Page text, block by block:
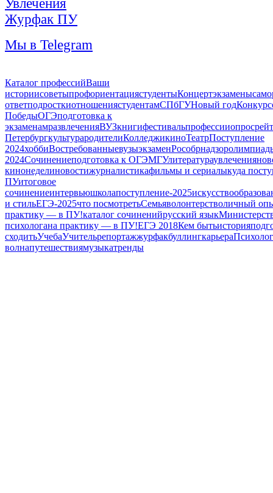
Увлечения
Журфак ПУ
Мы в Telegram
Каталог профессийВаши
историисоветыпрофориентациястудентыКонцертэкзамены
ответподросткиотношениястудентамСПбГУНовый годКонкурс
ПобедыОГЭподготовка к
экзаменамразвлеченияВУЗкнигифестивальпрофессииопрос
ПетербургкультурародителиКолледжикиноТеатрПоступление
2024хоббиВостребованныевузыэкзаменРособрнадзор
2024Сочинениеподготовка к ОГЭМГУлитератураувлечения
кинонеделиновостижурналистикафильмы и сериалыкуда
ПУитоговое
сочинениеинтервьюшколапоступление-2025искусство
и стильЕГЭ-2025что посмотретьСемьяволонтерстволичный
практику — в ПУ!каталог сочиненийрусский язык
психологана практику — в ПУ!ЕГЭ 2018Кем бытьистория
сходитьУчебаУчительрепортажжурфакбуллингкарьера
волнапутешествиямузыкатренды